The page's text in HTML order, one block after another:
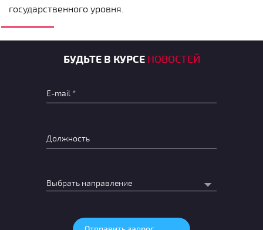
государственного уровня.
БУДЬТЕ В КУРСЕ НОВОСТЕЙ